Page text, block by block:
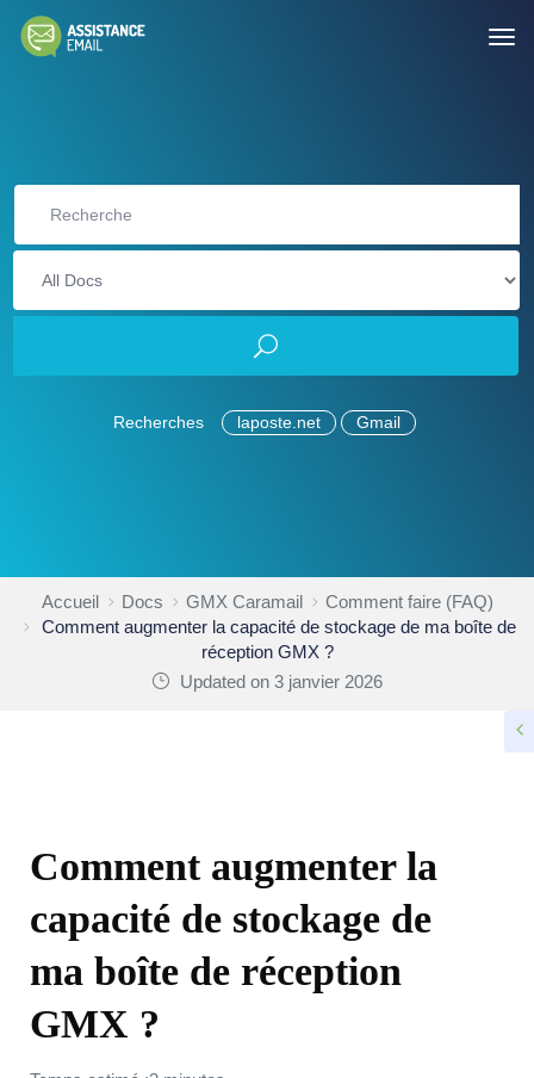
Recherches laposte.net Gmail
Accueil Docs GMX Caramail
Comment faire (FAQ)
Comment augmenter la capacité de stockage de ma boîte de
réception GMX ?
Updated on 3 janvier 2026
Comment augmenter la
capacité de stockage de
ma boîte de réception
GMX ?